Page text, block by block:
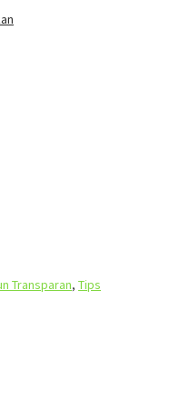
Transparan, Tips